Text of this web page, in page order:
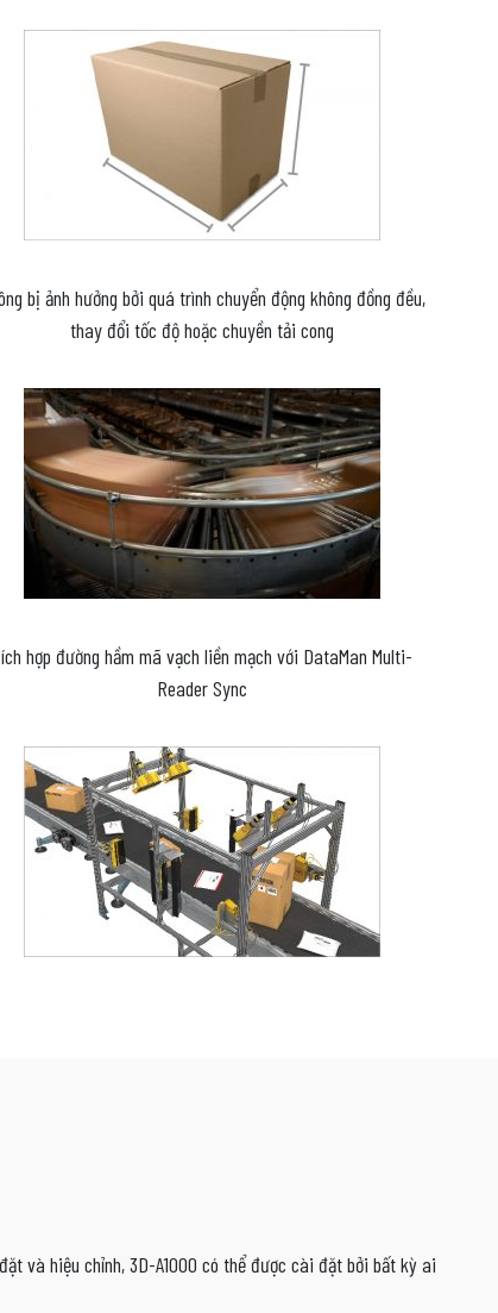
bị ảnh hưởng bởi quá trình chuyển động không đồng đều,
thay đổi tốc độ hoặc chuyền tải cong
hợp đường hầm mã vạch liền mạch với DataMan Multi-
Reader Sync
và hiệu chỉnh, 3D-A1000 có thể được cài đặt bởi bất kỳ ai